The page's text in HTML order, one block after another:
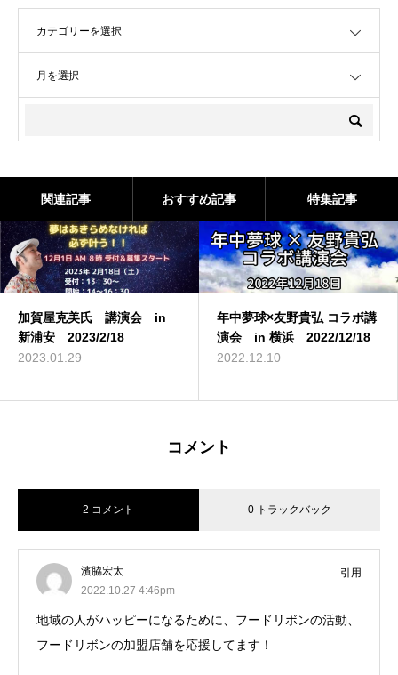
関連記事 おすすめ記事 特集記事
加賀屋克美氏 講演会 in
新浦安 2023/2/18
2023.01.29
年中夢球×友野貴弘 コラボ講
演会 in 横浜 2022/12/18
2022.12.10
コメント
2 コメント 0 トラックバック
濱脇宏太
2022.10.27 4:46pm
引用
地域の人がハッピーになるために、フードリボンの活動、
フードリボンの加盟店舗を応援してます！